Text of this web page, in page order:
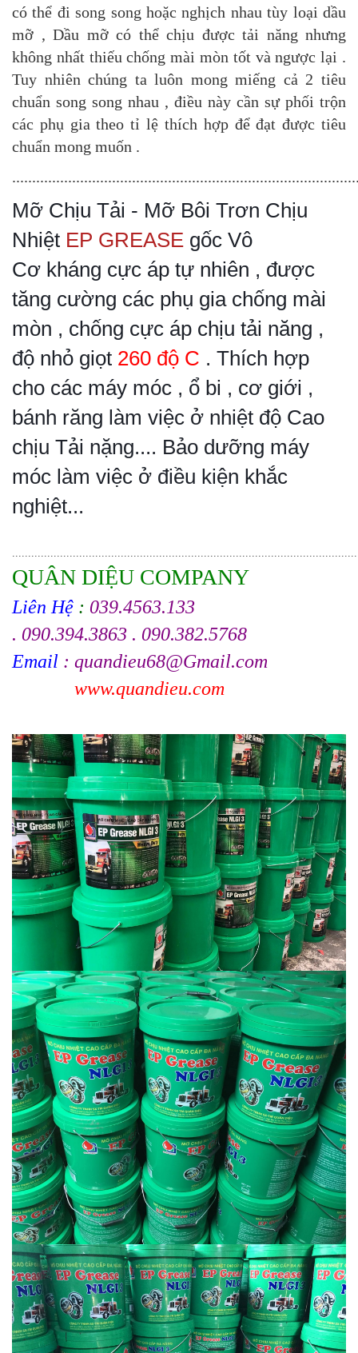
có thể đi song song hoặc nghịch nhau tùy loại dầu
mỡ , Dầu mỡ có thể chịu được tải năng nhưng
không nhất thiếu chống mài mòn tốt và ngược lại .
Tuy nhiên chúng ta luôn mong miếng cả 2 tiêu
chuẩn song song nhau , điều này cần sự phối trộn
các phụ gia theo tỉ lệ thích hợp để đạt được tiêu
chuẩn mong muốn .
Mỡ Chịu Tải - Mỡ Bôi Trơn Chịu
Nhiệt EP GREASE gốc Vô
Cơ kháng cực áp tự nhiên , được
tăng cường các phụ gia chống mài
mòn , chống cực áp chịu tải năng ,
độ nhỏ giọt 260 độ C . Thích hợp
cho các máy móc , ổ bi , cơ giới ,
bánh răng làm việc ở nhiệt độ Cao
chịu Tải nặng.... Bảo dưỡng máy
móc làm việc ở điều kiện khắc
nghiệt...
QUÂN DIỆU COMPANY
Liên Hệ : 039.4563.133
. 090.394.3863 . 090.382.5768
Email : quandieu68@Gmail.com
www.quandieu.com